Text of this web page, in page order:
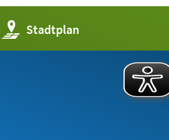
Stadtplan
(Öffnet
in
einem